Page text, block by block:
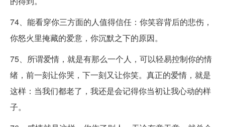
74、能看穿你三方面的人值得信任：你笑容背后的悲伤，
你怒火里掩藏的爱意，你沉默之下的原因。
75、所谓爱情，就是有那么一个人，可以轻易控制你的情
绪，前一刻让你哭，下一刻又让你笑。真正的爱情，就是
这样：当我们都老了，我还是会记得你当初让我心动的样
子。